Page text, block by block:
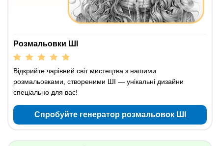
Розмальовки ШІ
Відкрийте чарівний світ мистецтва з нашими
розмальовками, створеними ШІ — унікальні дизайни
спеціально для вас!
Спробуйте генератор розмальовок ШІ